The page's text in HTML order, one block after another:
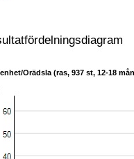
Orädsla (ras, 937 st, 12-18